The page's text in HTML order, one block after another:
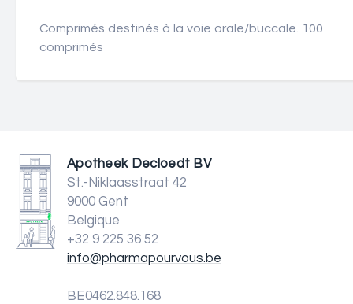
Comprimés destinés à la voie orale/buccale. 100
comprimés
Apotheek Decloedt BV
St.-Niklaasstraat 42
9000 Gent
Belgique
+32 9 225 36 52
info@pharmapourvous.be
BE0462.848.168